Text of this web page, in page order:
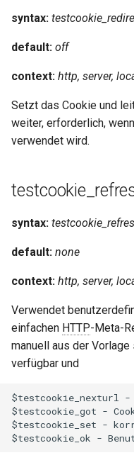
syntax:
default: off
context: http, server,
Setzt das Cookie und
weiter, erforderlich, wenn
verwendet wird.
syntax:
default: none
context: http, server,
Verwendet
einfachen HTTP-Meta-
manuell aus der
verfügbar und
$testcookie_nexturl
$testcookie_got -
$testcookie_set -